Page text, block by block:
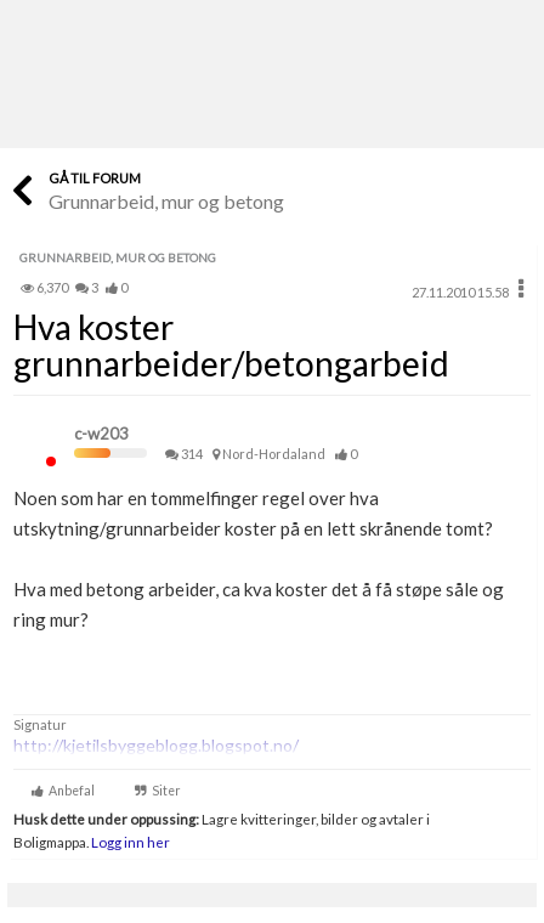
Finn håndverkere
Papirer som mangler
Skaff dokumentasjon som mangler
Se din bolig? Klikk her
Få mer ut av Boligmappa
GÅ TIL FORUM
Grunnarbeid, mur og betong
GRUNNARBEID, MUR OG BETONG
6,370 3 0 27.11.2010 15.58
Hva koster
grunnarbeider/betongarbeid
c-w203
314 Nord-Hordaland 0
Noen som har en tommelfinger regel over hva
utskytning/grunnarbeider koster på en lett skrånende tomt?
Hva med betong arbeider, ca kva koster det å få støpe såle og
ring mur?
Signatur
http://kjetilsbyggeblogg.blogspot.no/
Anbefal Siter
Husk dette under oppussing:Lagre kvitteringer, bilder og avtaler i
Boligmappa. Logg inn her